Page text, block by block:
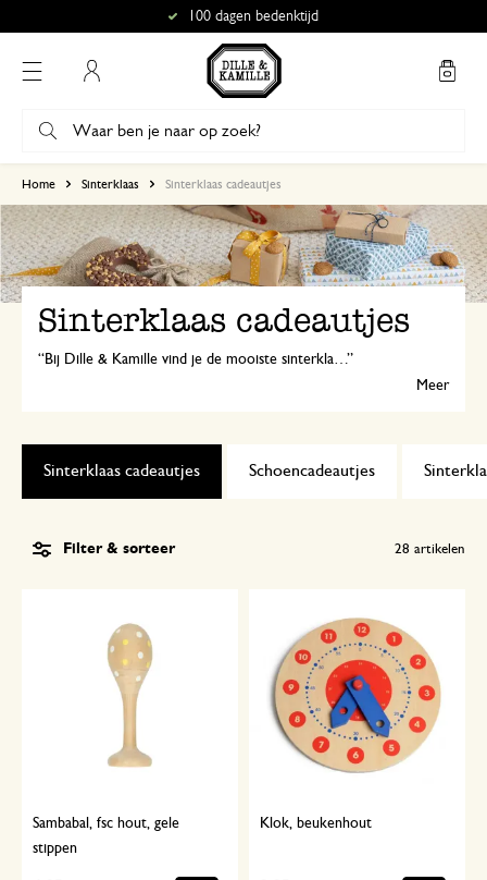
100 dagen bedenktijd
Home Sinterklaas Sinterklaas cadeautjes
Sinterklaas cadeautjes
Bij Dille & Kamille vind je de mooiste sinterklaascadeaus voor iedereen: voor de groen- of woonliefhebber, de creatieveling, de foodie én prachtig speelgoed voor de allerkleinsten van de familie.
Meer
Schoencadeautjes
Sinterklaas cadeautjes
Filter & sorteer 28 artikelen
Sambabal, fsc hout, gele
stippen
Klok, beukenhout